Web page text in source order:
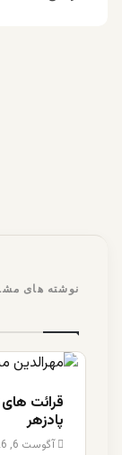
نوشته های
قرائت های
پادزهر
آگوست 6, 2026